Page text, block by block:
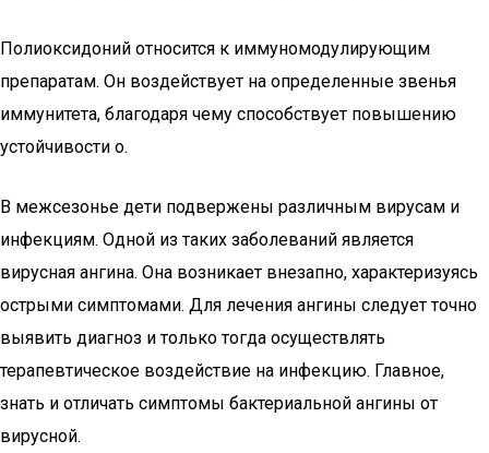
Полиоксидоний относится к иммуномодулирующим
препаратам. Он воздействует на определенные звенья
иммунитета, благодаря чему способствует повышению
устойчивости о.
В межсезонье дети подвержены различным вирусам и
инфекциям. Одной из таких заболеваний является
вирусная ангина. Она возникает внезапно, характеризуясь
острыми симптомами. Для лечения ангины следует точно
выявить диагноз и только тогда осуществлять
терапевтическое воздействие на инфекцию. Главное,
знать и отличать симптомы бактериальной ангины от
вирусной.